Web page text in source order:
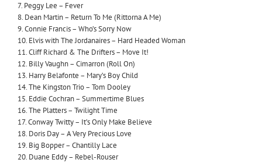
7. Peggy Lee – Fever
8. Dean Martin – Return To Me (Rittorna A Me)
9. Connie Francis – Who’s Sorry Now
10. Elvis with The Jordanaires – Hard Headed Woman
11. Cliff Richard & The Drifters – Move It!
12. Billy Vaughn – Cimarron (Roll On)
13. Harry Belafonte – Mary’s Boy Child
14. The Kingston Trio – Tom Dooley
15. Eddie Cochran – Summertime Blues
16. The Platters – Twilight Time
17. Conway Twitty – It’s Only Make Believe
18. Doris Day – A Very Precious Love
19. Big Bopper – Chantilly Lace
20. Duane Eddy – Rebel-Rouser